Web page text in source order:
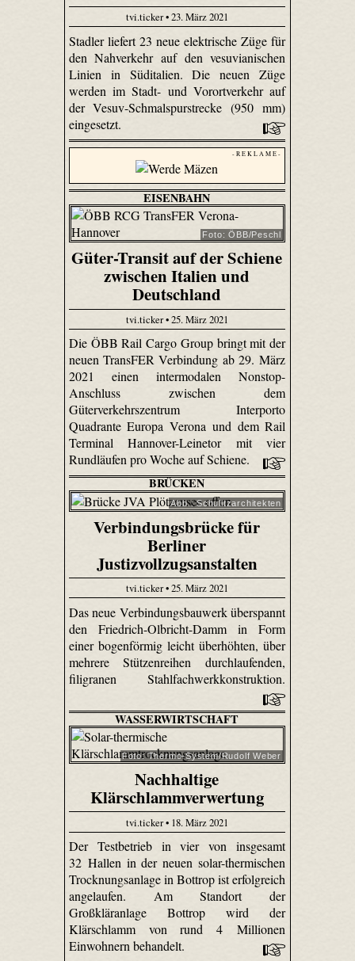
tvi.ticker • 23. März 2021
Stadler liefert 23 neue elektrische Züge für
den Nahverkehr auf den vesuvianischen
Linien in Süditalien. Die neuen Züge
werden im Stadt- und Vorortverkehr auf
der Vesuv-Schmalspurstrecke (950 mm)
eingesetzt.
- R E K L A M E -
EISENBAHN
Foto: ÖBB/Peschl
Güter-Transit auf der Schiene
zwischen Italien und
Deutschland
tvi.ticker • 25. März 2021
Die ÖBB Rail Cargo Group bringt mit der
neuen TransFER Verbindung ab 29. März
2021 einen intermodalen Nonstop-
Anschluss zwischen dem
Güterverkehrszentrum Interporto
Quadrante Europa Verona und dem Rail
Terminal Hannover-Leinetor mit vier
Rundläufen pro Woche auf Schiene.
BRÜCKEN
Abb.: Schulitzarchitekten
Verbindungsbrücke für
Berliner
Justizvollzugsanstalten
tvi.ticker • 25. März 2021
Das neue Verbindungsbauwerk überspannt
den Friedrich-Olbricht-Damm in Form
einer bogenförmig leicht überhöhten, über
mehrere Stützenreihen durchlaufenden,
filigranen Stahlfachwerkkonstruktion.
WASSERWIRTSCHAFT
Foto: Thermo-System/Rudolf Weber
Nachhaltige
Klärschlammverwertung
tvi.ticker • 18. März 2021
Der Testbetrieb in vier von insgesamt
32 Hallen in der neuen solar-thermischen
Trocknungsanlage in Bottrop ist erfolgreich
angelaufen. Am Standort der
Großkläranlage Bottrop wird der
Klärschlamm von rund 4 Millionen
Einwohnern behandelt.